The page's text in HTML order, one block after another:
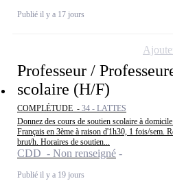
Publié il y a 17 jours
Professeur /
scolaire (H/F)
COMPLÉTUDE - 34 - LATTES
Donnez des cours de soutien scolaire à
Français en 3ème à raison d'1h30, 1 fois/sem.
brut/h. Horaires de soutien...
CDD - Non renseigné
Publié il y a 19 jours